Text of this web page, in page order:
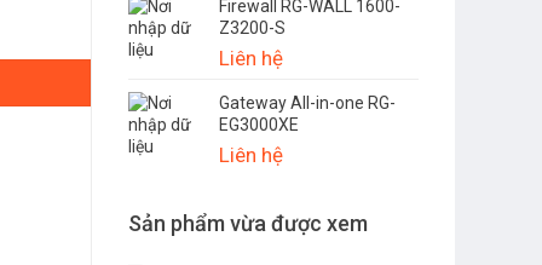
là:
Firewall RG-WALL 1600-
Z3200-S
Liên hệ
Gateway All-in-one RG-
EG3000XE
Liên hệ
Sản phẩm vừa được xem
số lượng